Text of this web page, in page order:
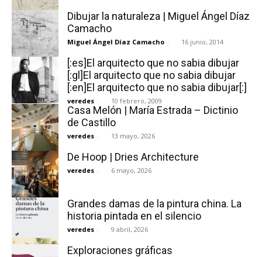
Dibujar la naturaleza | Miguel Ángel Díaz
Camacho
Miguel Ángel Díaz Camacho - 16 junio, 2014
[:es]El arquitecto que no sabia dibujar
[:gl]El arquitecto que no sabia dibujar
[:en]El arquitecto que no sabia dibujar[:]
veredes - 10 febrero, 2009
Casa Melón | María Estrada – Dictinio
de Castillo
veredes - 13 mayo, 2026
De Hoop | Dries Architecture
veredes - 6 mayo, 2026
Grandes damas de la pintura china. La
historia pintada en el silencio
veredes - 9 abril, 2026
Exploraciones gráficas